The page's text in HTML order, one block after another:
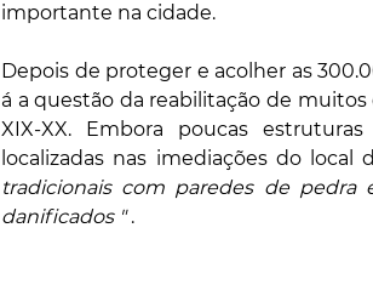
importante na cidade.
Depois de proteger e acolher as
á a questão da reabilitação de
XIX-XX. Embora poucas
localizadas nas imediações do local
tradicionais com paredes de pedra
danificados " .